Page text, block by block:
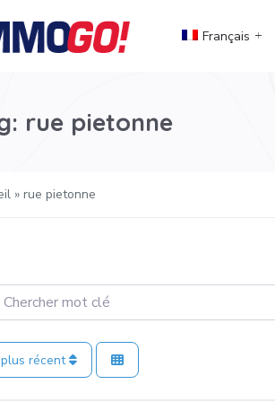
Français
rue pietonne
» rue pietonne
mot clé
récent